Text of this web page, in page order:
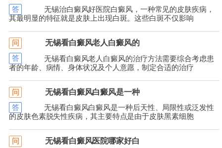
答
无锡治白癜风好医院白癜风，一种常见的皮肤疾病，
其最明显的特征就是皮肤上出现白斑。这些白斑不仅影响
问 无锡看白癜风老人白癜风的
答
无锡看白癜风老人白癜风的治疗方法需要综合考虑患
者的年龄、病情、身体状况及个人意愿，制定合适的治疗
问 无锡看白癜风白癜风是一种
答
无锡看白癜风白癜风是一种后天性、局限性或泛发性
的皮肤色素脱失性疾病，其主要特点是由于皮肤黑素细胞
问 无锡看白癜风医院哪家好白